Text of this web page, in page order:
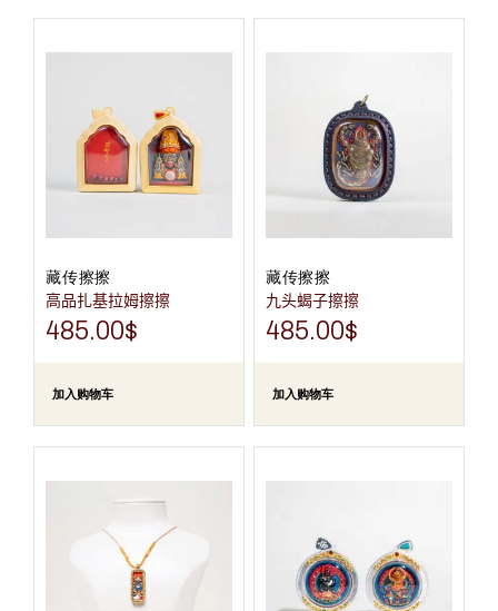
藏传擦擦
高品扎基拉姆擦擦
485.00$
加入购物车
藏传擦擦
九头蝎子擦擦
485.00$
加入购物车